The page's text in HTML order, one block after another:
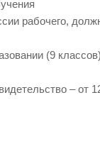
рабочего,
(9 классов)
– от